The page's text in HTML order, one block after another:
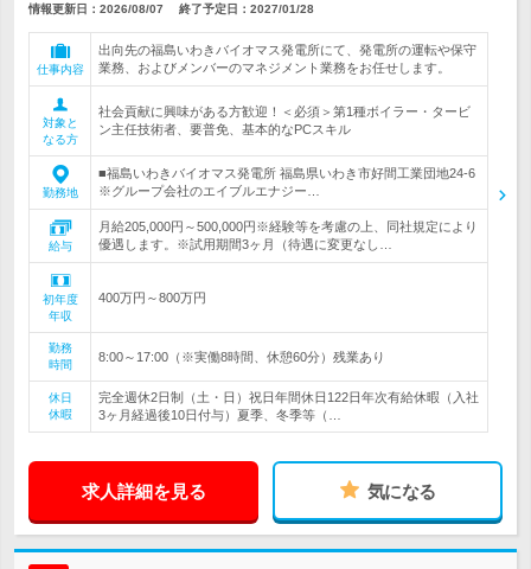
情報更新日：2026/08/07 終了予定日： 2027/01/28
仕事内容
出向先の福島いわきバイオマス発電所にて、発電所の運転や保守
業務、およびメンバーのマネジメント業務をお任せします。
対象と
なる方
社会貢献に興味がある方歓迎！＜必須＞第1種ボイラー・タービ
ン主任技術者、要普免、基本的なPCスキル
勤務地
■福島いわきバイオマス発電所 福島県いわき市好間工業団地24-6
※グループ会社のエイブルエナジー…
給与
月給205,000円～500,000円※経験等を考慮の上、同社規定により
優遇します。※試用期間3ヶ月（待遇に変更なし…
初年度
年収
400万円～800万円
勤務
時間
8:00～17:00（※実働8時間、休憩60分）残業あり
休日
休暇
完全週休2日制（土・日）祝日年間休日122日年次有給休暇（入社
3ヶ月経過後10日付与）夏季、冬季等（…
求人詳細を見る 気になる